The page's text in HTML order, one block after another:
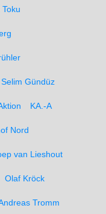
Selim Gündüz
KA.-A
Nord
van Lieshout
Olaf Kröck
Tromm